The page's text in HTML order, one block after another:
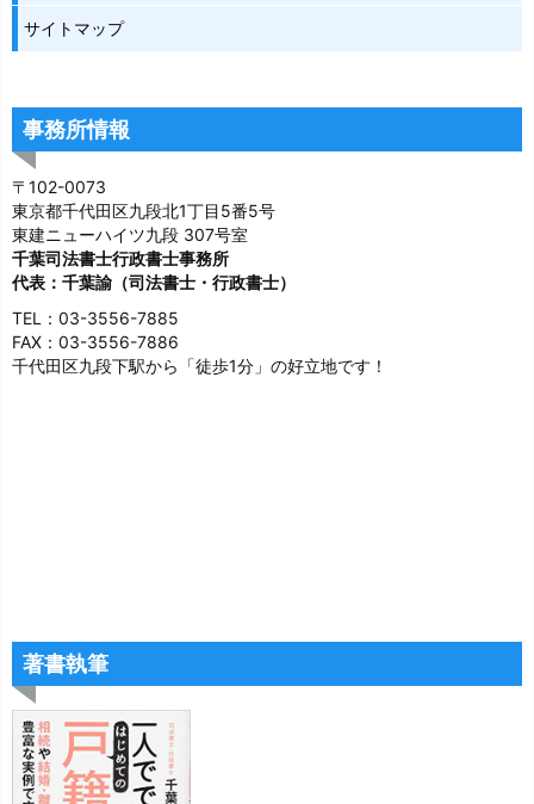
サイトマップ
事務所情報
〒102-0073
東京都千代田区九段北1丁目5番5号
東建ニューハイツ九段 307号室
千葉司法書士行政書士事務所
代表：千葉諭（司法書士・行政書士）
TEL：03-3556-7885
FAX：03-3556-7886
千代田区九段下駅から「徒歩1分」の好立地です！
著書執筆